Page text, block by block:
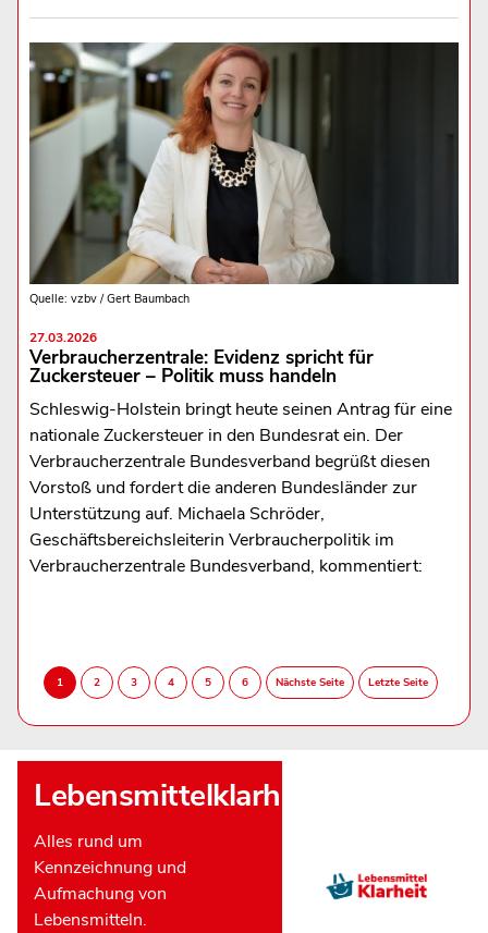
Quelle: vzbv / Gert Baumbach
27.03.2026
Verbraucherzentrale: Evidenz spricht für
Zuckersteuer – Politik muss handeln
Schleswig-Holstein bringt heute seinen Antrag für eine
nationale Zuckersteuer in den Bundesrat ein. Der
Verbraucherzentrale Bundesverband begrüßt diesen
Vorstoß und fordert die anderen Bundesländer zur
Unterstützung auf. Michaela Schröder,
Geschäftsbereichsleiterin Verbraucherpolitik im
Verbraucherzentrale Bundesverband, kommentiert:
Lebensmittelklarheit
Alles rund um
Kennzeichnung und
Aufmachung von
Lebensmitteln.